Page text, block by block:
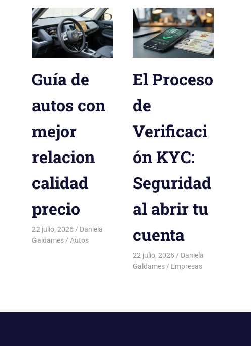
Guía de
autos con
mejor
relacion
calidad
precio
22 julio, 2026
Daniela
Galdames
Autos
El Proceso
de
Verificaci
ón KYC:
Seguridad
al abrir tu
cuenta
22 julio, 2026
Daniela
Galdames
Empresas